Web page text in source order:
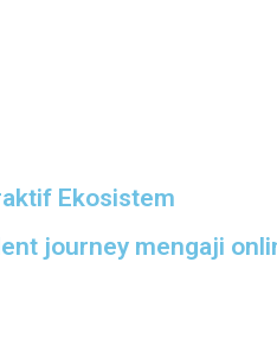
Ekosistem
journey mengaji